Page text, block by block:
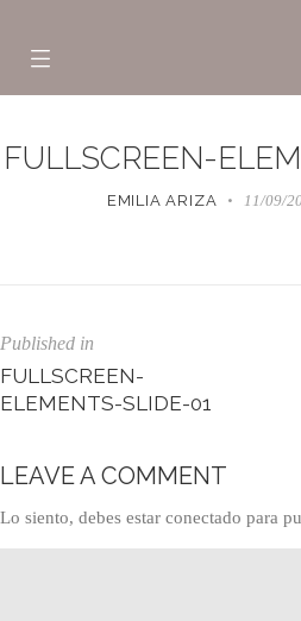
FULLSCREEN-
EMILIA ARIZA 11/09/
Published in
FULLSCREEN-
ELEMENTS-SLIDE-01
LEAVE A COMMENT
Lo siento, debes estar conectado para